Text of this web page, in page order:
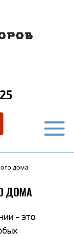
дома
ДОМА
- это